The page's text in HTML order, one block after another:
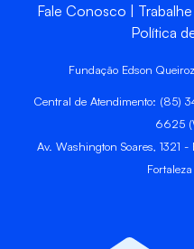
Fale Conosco
Política
Fundação Edson
Central de Atendimento:
6625
Av. Washington Soares, 1321